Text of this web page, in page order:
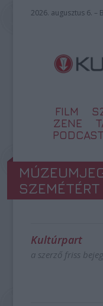
2026. augusztus 6. –
FILM
ZENE
PODCAST
SZEMÉTÉRT
Kultúrpart
a szerző friss